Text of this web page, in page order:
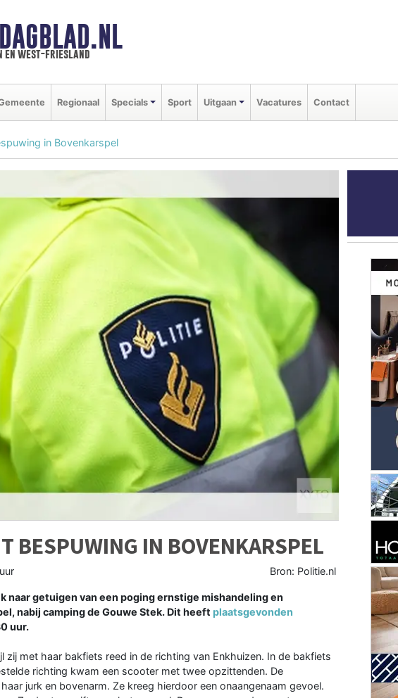
en west-friesland
Regionaal Specials Sport Uitgaan Vacatures Contact
in Bovenkarspel
BESPUWING IN BOVENKARSPEL
Bron: Politie.nl
naar getuigen van een poging ernstige mishandeling en
nabij camping de Gouwe Stek. Dit heeft plaatsgevonden
uur.
met haar bakfiets reed in de richting van Enkhuizen. In de bakfiets
richting kwam een scooter met twee opzittenden. De
jurk en bovenarm. Ze kreeg hierdoor een onaangenaam gevoel.